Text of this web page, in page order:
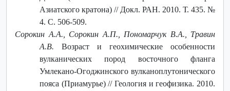
Азиатского кратона) // Докл. РАН. 2010. Т. 435. №
4. С. 506-509.
Сорокин А.А., Сорокин А.П., Пономарчук В.А., Травин
А.В. Возраст и геохимические особенности
вулканических пород восточного фланга
Умлекано-Огоджинского вулканоплутонического
пояса (Приамурье) // Геология и геофизика. 2010.